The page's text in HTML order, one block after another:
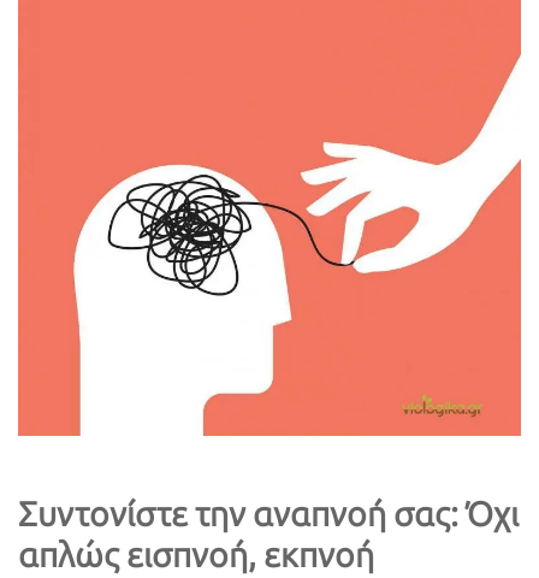
Συντονίστε την αναπνοή σας: Όχι
απλώς εισπνοή, εκπνοή